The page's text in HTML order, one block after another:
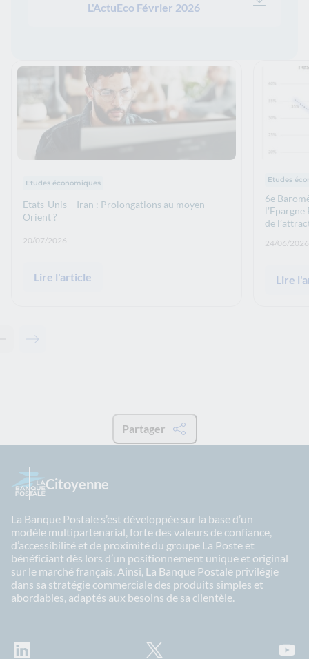
L'ActuEco Février 2026
Thématiques : :
Etudes économiques
Etats-Unis – Iran : Prolongations au moyen
Orient ?
Date de publication: :
20/07/2026
Lire l'article
Etudes
6e
de
Date de
24/06/2026
Lire
Contenu précédent - Actualités associées
Contenu suivant - Actualités associées
Partager
Citoyenne
La Banque Postale s’est développée sur la base d’un
modèle multipartenarial, forte des valeurs de confiance,
d’accessibilité et de proximité du groupe La Poste et
bénéficiant dès lors d’un positionnement unique et original
sur le marché français. Ainsi, La Banque Postale privilégie
dans sa stratégie commerciale des produits simples et
abordables, adaptés aux besoins de sa clientèle.